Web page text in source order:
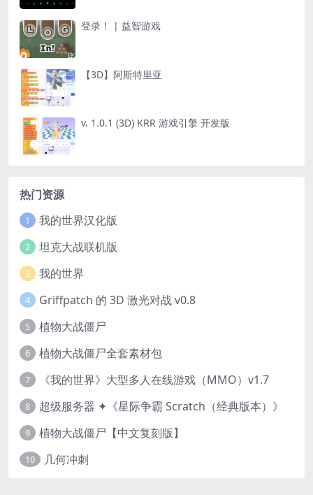
登录！ | 益智游戏
【3D】阿斯特里亚
v. 1.0.1 (3D) KRR 游戏引擎 开发版
热门资源
1 我的世界汉化版
2 坦克大战联机版
3 我的世界
4 Griffpatch 的 3D 激光对战 v0.8
5 植物大战僵尸
6 植物大战僵尸全套素材包
7 《我的世界》大型多人在线游戏（MMO）v1.7
8 超级服务器 ✦《星际争霸 Scratch（经典版本）》
9 植物大战僵尸【中文复刻版】
10 几何冲刺